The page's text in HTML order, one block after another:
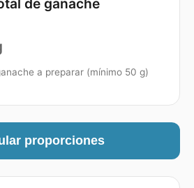
de ganache
a preparar (mínimo 50 g)
proporciones